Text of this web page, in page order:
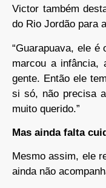
Victor também
do Rio Jordão para
“Guarapuava, ele é
marcou a infância,
gente. Então ele
si só, não precisa
muito querido.”
Mas ainda falta
Mesmo assim, ele
ainda não